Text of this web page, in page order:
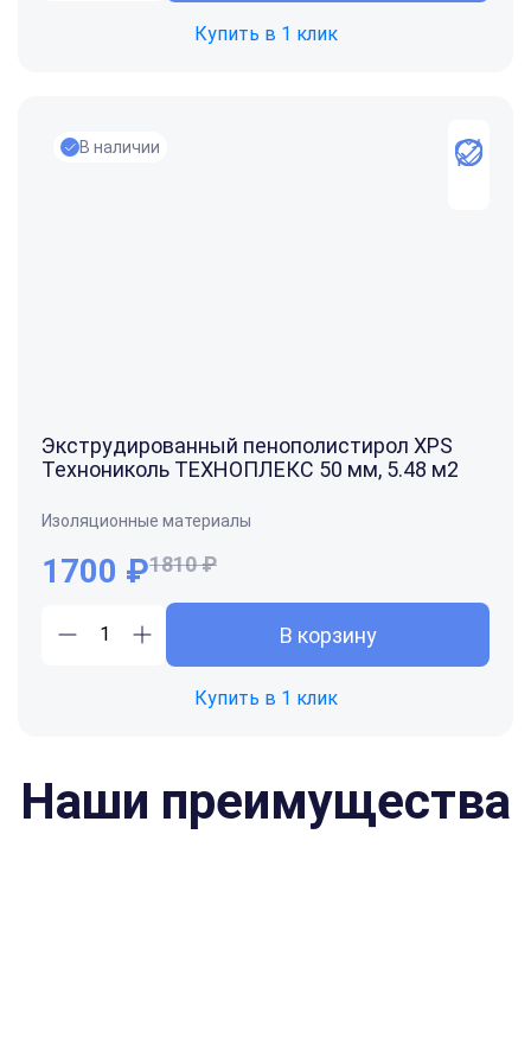
Купить в 1 клик
В наличии
Экструдированный пенополистирол XPS
Технониколь ТЕХНОПЛЕКС 50 мм, 5.48 м2
Изоляционные материалы
1700 ₽1810 ₽
В корзину
Купить в 1 клик
Наши преимущества